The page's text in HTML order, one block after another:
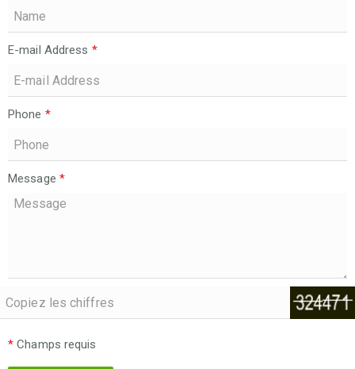
E-mail Address *
Phone *
Message *
* Champs requis